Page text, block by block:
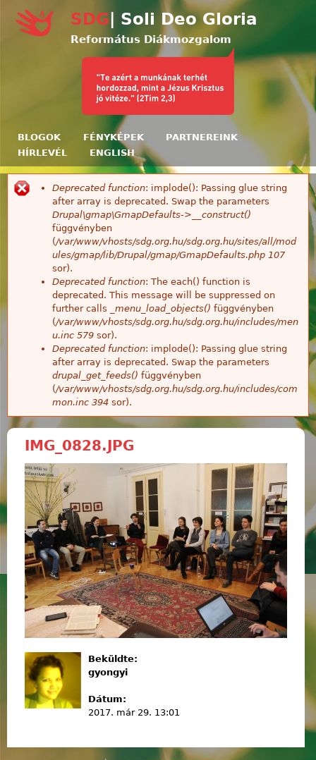
Ugrás a tartalomra
SDG | Soli Deo Gloria
Református Diákmozgalom
BLOGOK FÉNYKÉPEK
PARTNEREINK
HÍRLEVÉL
ENGLISH
Hibaüzenet
Deprecated function: implode(): Passing glue string
after array is deprecated. Swap the parameters
Drupal\gmap\GmapDefaults->__construct()
függvényben
(/var/www/vhosts/sdg.org.hu/sdg.org.hu/sites/all/mod
ules/gmap/lib/Drupal/gmap/GmapDefaults.php 107
sor).
Deprecated function: The each() function is
deprecated. This message will be suppressed on
further calls
_menu_load_objects() függvényben
(/var/www/vhosts/sdg.org.hu/sdg.org.hu/includes/men
u.inc 579 sor).
Deprecated function: implode(): Passing glue string
after array is deprecated. Swap the parameters
drupal_get_feeds() függvényben
(/var/www/vhosts/sdg.org.hu/sdg.org.hu/includes/com
mon.inc 394 sor).
IMG_0828.JPG
Beküldte:
gyongyi
Dátum:
2017. már 29. 13:01